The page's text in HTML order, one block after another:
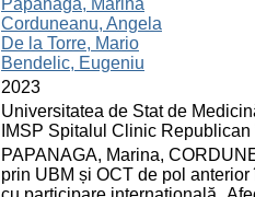
Corduneanu, Angela
De la Torre, Mario
Bendelic, Eugeniu
2023
Universitatea de Stat de
IMSP Spitalul Clinic Republican
PAPANAGA, Marina,
prin UBM și OCT de pol